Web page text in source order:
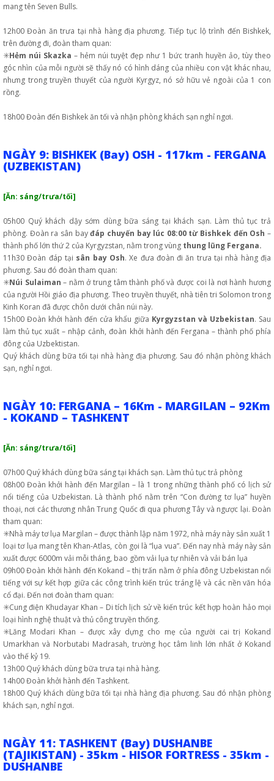
mang tên Seven Bulls.
12h00 Đoàn ăn trưa tại nhà hàng địa phương. Tiếp tục lộ trình đến Bishkek,
trên đường đi, đoàn tham quan:
✳️Hẻm núi Skazka – hẻm núi tuyệt đẹp như 1 bức tranh huyền ảo, tùy theo
góc nhìn của mỗi người sẽ thấy nó có hình dáng của nhiều con vật khác nhau,
nhưng trong truyền thuyết của người Kyrgyz, nó sở hữu vẻ ngoài của 1 con
rồng.
18h00 Đoàn đến Bishkek ăn tối và nhận phòng khách sạn nghỉ ngơi.
NGÀY 9: BISHKEK (Bay) OSH - 117km - FERGANA
(UZBEKISTAN)
[Ăn: sáng/trưa/tối]
05h00 Quý khách dậy sớm dùng bữa sáng tại khách sạn. Làm thủ tục trả
phòng. Đoàn ra sân bayđáp chuyến bay lúc 08:00 từ Bishkek đến Osh –
thành phố lớn thứ 2 của Kyrgyzstan, nằm trong vùng thung lũng Fergana.
11h30 Đoàn đáp tại sân bay Osh. Xe đưa đoàn đi ăn trưa tại nhà hàng địa
phương. Sau đó đoàn tham quan:
✳️Núi Sulaiman – nằm ở trung tâm thành phố và được coi là nơi hành hương
của người Hồi giáo địa phương. Theo truyền thuyết, nhà tiên tri Solomon trong
Kinh Koran đã được chôn dưới chân núi này.
15h00 Đoàn khởi hành đến cửa khẩu giữa Kyrgyzstan và Uzbekistan. Sau
làm thủ tục xuất – nhập cảnh, đoàn khởi hành đến Fergana – thành phố phía
đông của Uzbektistan.
Quý khách dùng bữa tối tại nhà hàng địa phương. Sau đó nhận phòng khách
sạn, nghỉ ngơi.
NGÀY 10: FERGANA – 16Km - MARGILAN – 92Km
- KOKAND – TASHKENT
[Ăn: sáng/trưa/tối]
07h00 Quý khách dùng bữa sáng tại khách sạn. Làm thủ tục trả phòng
08h00 Đoàn khởi hành đến Margilan – là 1 trong những thành phố có lịch sử
nổi tiếng của Uzbekistan. Là thành phố nằm trên “Con đường tơ lụa” huyền
thoại, nơi các thương nhân Trung Quốc đi qua phương Tây và ngược lại. Đoàn
tham quan:
✳️Nhà máy tơ lụa Margilan – được thành lập năm 1972, nhà máy này sản xuất 1
loại tơ lụa mang tên Khan-Atlas, còn gọi là “lụa vua”. Đến nay nhà máy này sản
xuất được 6000m vải mỗi tháng, bao gồm vải lụa tự nhiên và vải bán lụa
09h00 Đoàn khởi hành đến Kokand – thị trấn nằm ở phía đông Uzbekistan nổi
tiếng với sự kết hợp giữa các công trình kiến trúc tráng lệ và các nền văn hóa
cổ đại. Đến nơi đoàn tham quan:
✳️Cung điện Khudayar Khan – Di tích lịch sử về kiến trúc kết hợp hoàn hảo mọi
loại hình nghệ thuật và thủ công truyền thống.
✳️Lăng Modari Khan – được xây dựng cho mẹ của người cai trị Kokand
Umarkhan và Norbutabi Madrasah, trường học tâm linh lớn nhất ở Kokand
vào thế kỷ 19.
13h00 Quý khách dùng bữa trưa tại nhà hàng.
14h00 Đoàn khởi hành đến Tashkent.
18h00 Quý khách dùng bữa tối tại nhà hàng địa phương. Sau đó nhận phòng
khách sạn, nghỉ ngơi.
NGÀY 11: TASHKENT (Bay) DUSHANBE
(TAJIKISTAN) - 35km - HISOR FORTRESS - 35km -
DUSHANBE